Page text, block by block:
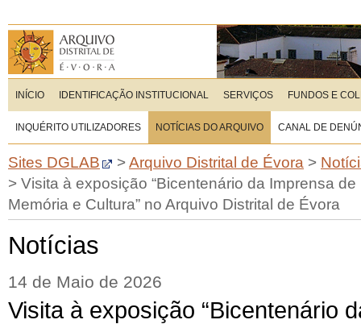
INÍCIO IDENTIFICAÇÃO INSTITUCIONAL SERVIÇOS FUNDOS E
INQUÉRITO UTILIZADORES NOTÍCIAS DO ARQUIVO CANAL DE
Sites DGLAB >Arquivo Distrital de Évora >
> Visita à exposição “Bicentenário da Imprensa
Memória e Cultura” no Arquivo Distrital de Évora
Notícias
14 de Maio de 2026
Visita à exposição “Bicentenário